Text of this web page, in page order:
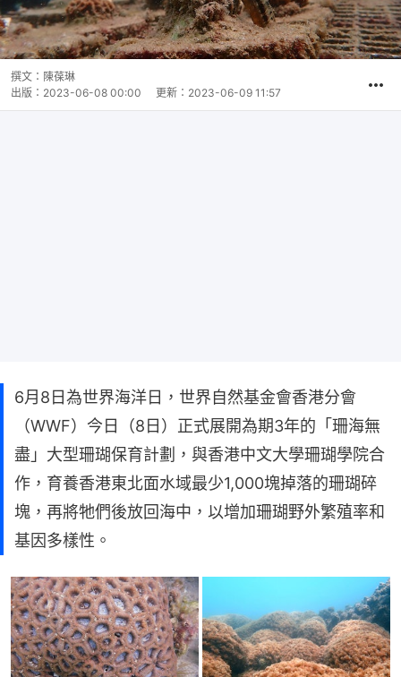
撰文： 陳葆琳
出版： 2023-06-08 00:00 更新： 2023-06-09 11:57
6月8日為世界海洋日，世界自然基金會香港分會
（WWF）今日（8日）正式展開為期3年的「珊海無
盡」大型珊瑚保育計劃，與香港中文大學珊瑚學院合
作，育養香港東北面水域最少1,000塊掉落的珊瑚碎
塊，再將牠們後放回海中，以增加珊瑚野外繁殖率和
基因多樣性。